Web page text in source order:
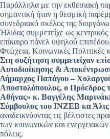
Παράλληλα με την εκθεσιακή
σημαντική ήταν η θεσμική
συνεδριακό σκέλος της
Ήλιδας συμμετείχε ως κεντρικός
επίκαιρο πάνελ υψηλού
Φτώχεια, Κοινωνικές Πολιτικές
Στη συζήτηση συμμετείχαν
Αυτοδιοίκησης &
Δήμαρχος Παπάγου –
Αποστολόπουλος, ο Πρόεδρος
Αθήνας» κ. Βαγγέλης
Σύμβουλος του ΙΝΖΕΒ κα
αναδεικνύοντας τις βέλτιστες
των κοινωνικών και
πόλεις.